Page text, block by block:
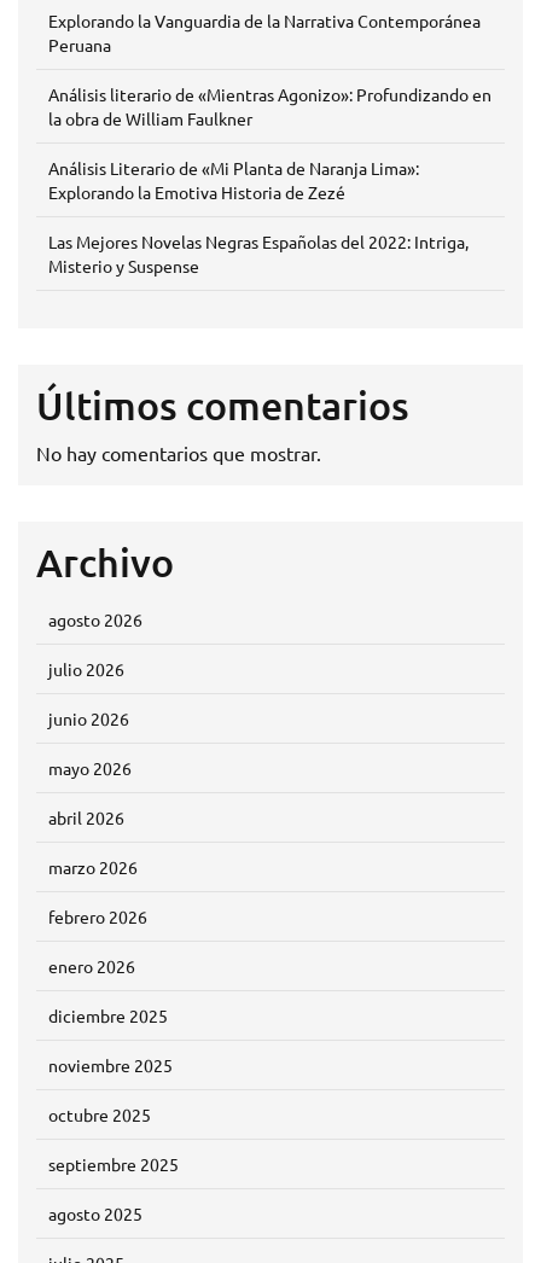
Explorando la Vanguardia de la Narrativa Contemporánea
Peruana
Análisis literario de «Mientras Agonizo»: Profundizando en
la obra de William Faulkner
Análisis Literario de «Mi Planta de Naranja Lima»:
Explorando la Emotiva Historia de Zezé
Las Mejores Novelas Negras Españolas del 2022: Intriga,
Misterio y Suspense
Últimos comentarios
No hay comentarios que mostrar.
Archivo
agosto 2026
julio 2026
junio 2026
mayo 2026
abril 2026
marzo 2026
febrero 2026
enero 2026
diciembre 2025
noviembre 2025
octubre 2025
septiembre 2025
agosto 2025